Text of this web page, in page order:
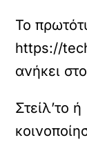
Το
https://
ανήκει